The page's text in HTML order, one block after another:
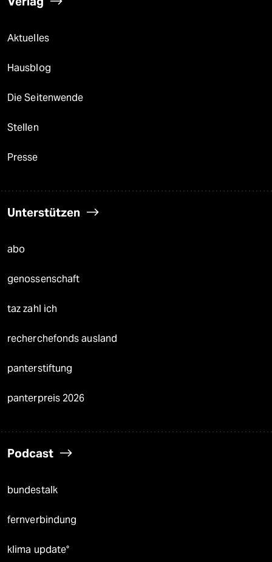
Aktuelles
Hausblog
Die Seitenwende
Stellen
Presse
Unterstützen
abo
genossenschaft
taz zahl ich
recherchefonds ausland
panterstiftung
panterpreis 2026
Podcast
bundestalk
fernverbindung
klima update°